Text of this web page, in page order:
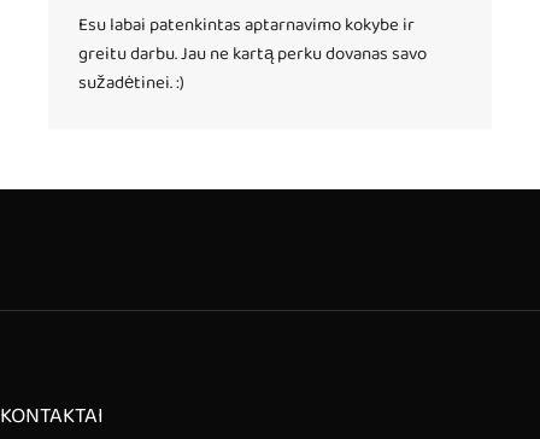
Esu labai patenkintas aptarnavimo kokybe ir
greitu darbu. Jau ne kartą perku dovanas savo
sužadėtinei. :)
KONTAKTAI